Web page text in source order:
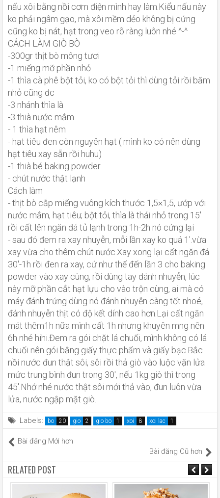
nấu xôi bằng nồi cơm điện mình hay làm.Kiểu nấu này
ko phải ngâm gạo, mà xôi mềm dẻo không bị cứng
cũng ko bị nát, hạt trong veo rõ ràng luôn nhé ^-^
CÁCH LÀM GIÒ BÒ
-300gr thịt bò mông tươi
-1 miếng mỡ phần nhỏ
-1 thìa cà phê bột tỏi, ko có bột tỏi thì dùng tỏi rồi băm
nhỏ cũng đc
-3 nhánh thìa là
-3 thià nước mắm
- 1 thìa hạt nêm
- hạt tiêu đen còn nguyên hạt ( mình ko có nên dùng
hạt tiêu xay sẵn rồi huhu)
-1 thià bé baking powder
- chút nước thật lạnh
Cách làm
- thịt bò cắp miếng vuông kích thước 1,5×1,5, ướp với
nước mắm, hạt tiêu; bột tỏi, thìa là thái nhỏ trong 15'
rồi cất lên ngăn đá tủ lạnh trong 1h-2h nó cứng lại
- sau đó đem ra xay nhuyễn, mỗi lần xay ko quá 1'.vừa
xay vừa cho thêm chút nước.Xay xong lại cất ngăn đá
30'-1h rồi đen ra xay, cứ như thế đến lần 3 cho baking
powder vào xay cùng, rồi dùng tay đánh nhuyễn, lúc
này mỡ phần cắt hạt lựu cho vào trộn cùng, ai mà có
máy đánh trứng dùng nó đánh nhuyễn càng tốt nhoé,
đánh nhuyễn thịt có độ kết dính cao hơn.Lại cất ngăn
mát thêm1h nữa mình cất 1h nhưng khuyên mng nên
6h nhé hihi.Đem ra gói chặt lá chuối, mình không có lá
chuối nên gói bằng giấy thực phẩm và giấy bạc.Bắc
nồi nước đun thật sôi, sôi rồi thả giò vào luộc vặn lửa
mức trung bình đun trong 30', nếu 1kg giò thì trong
45'.Nhớ nhé nước thật sôi mới thả vào, đun luôn vừa
lửa, nước ngập mặt giò.
Labels: bo gio gio bo xoi xoi lac
Bài đăng Mới hơn
Bài đăng Cũ hơn
RELATED POST